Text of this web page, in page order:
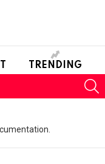
TRENDING